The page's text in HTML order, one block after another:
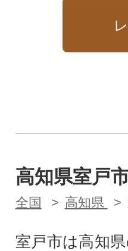
高知県室戸
全国 高知県
室戸市は高知